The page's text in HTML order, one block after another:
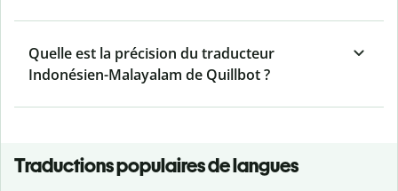
Quelle est la précision du traducteur
Indonésien-Malayalam de Quillbot ?
Traductions populaires de langues